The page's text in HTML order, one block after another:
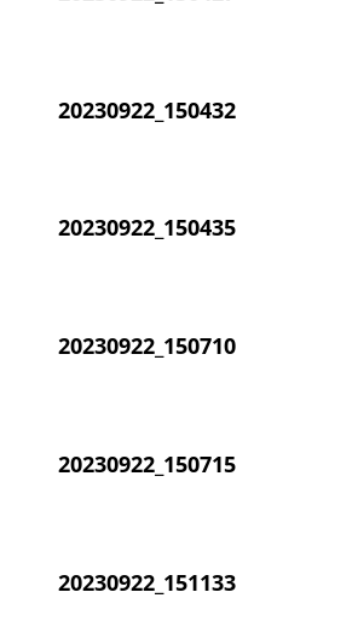
20230922_150432
20230922_150435
20230922_150710
20230922_150715
20230922_151133